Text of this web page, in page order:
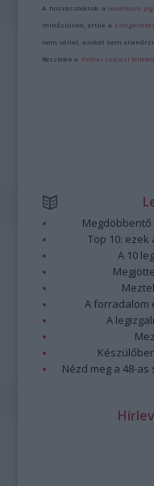
A hozzászólások avonatkozó
minősülnek, értük a
nem vállal, azokat nem
Részletek a Felhasználási
Top 10:
A 10
A forradalom
A
Nézd meg a 48-